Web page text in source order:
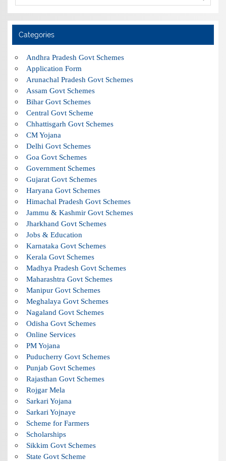
Categories
Andhra Pradesh Govt Schemes
Application Form
Arunachal Pradesh Govt Schemes
Assam Govt Schemes
Bihar Govt Schemes
Central Govt Scheme
Chhattisgarh Govt Schemes
CM Yojana
Delhi Govt Schemes
Goa Govt Schemes
Government Schemes
Gujarat Govt Schemes
Haryana Govt Schemes
Himachal Pradesh Govt Schemes
Jammu & Kashmir Govt Schemes
Jharkhand Govt Schemes
Jobs & Education
Karnataka Govt Schemes
Kerala Govt Schemes
Madhya Pradesh Govt Schemes
Maharashtra Govt Schemes
Manipur Govt Schemes
Meghalaya Govt Schemes
Nagaland Govt Schemes
Odisha Govt Schemes
Online Services
PM Yojana
Puducherry Govt Schemes
Punjab Govt Schemes
Rajasthan Govt Schemes
Rojgar Mela
Sarkari Yojana
Sarkari Yojnaye
Scheme for Farmers
Scholarships
Sikkim Govt Schemes
State Govt Scheme